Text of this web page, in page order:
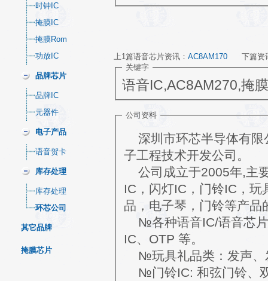
时钟IC
掩膜IC
掩膜Rom
功放IC
品牌芯片
品牌IC
元器件
电子产品
语音贺卡
库存处理
库存处理
环芯公司
其它品牌
掩膜芯片
上1篇语音芯片资讯： AC8AM170 下篇资
关键字
语音IC,AC8AM270,掩
公司资料
深圳市环芯半导体有限
子工程技术开发公司。
公司成立于2005年,主
IC，闪灯IC，门铃IC，
品，电子琴，门铃等产品
№各种语音IC/语音芯片
IC、OTP 等。
№玩具礼品类：发声、
№门铃IC: 和弦门铃、